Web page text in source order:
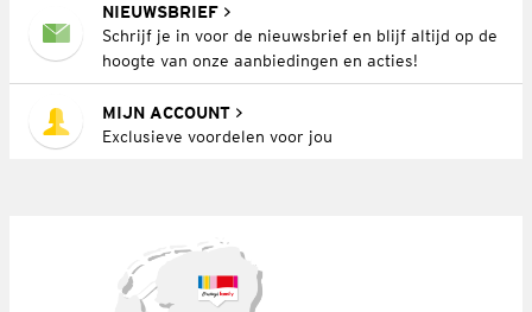
NIEUWSBRIEF
Schrijf je in voor de nieuwsbrief en blijf altijd op de
hoogte van onze aanbiedingen en acties!
MIJN ACCOUNT
Exclusieve voordelen voor jou